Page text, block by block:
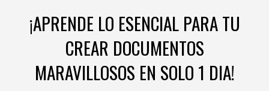
¡APRENDE LO ESENCIAL PARA TU
CREAR DOCUMENTOS
MARAVILLOSOS EN SOLO 1 DIA!